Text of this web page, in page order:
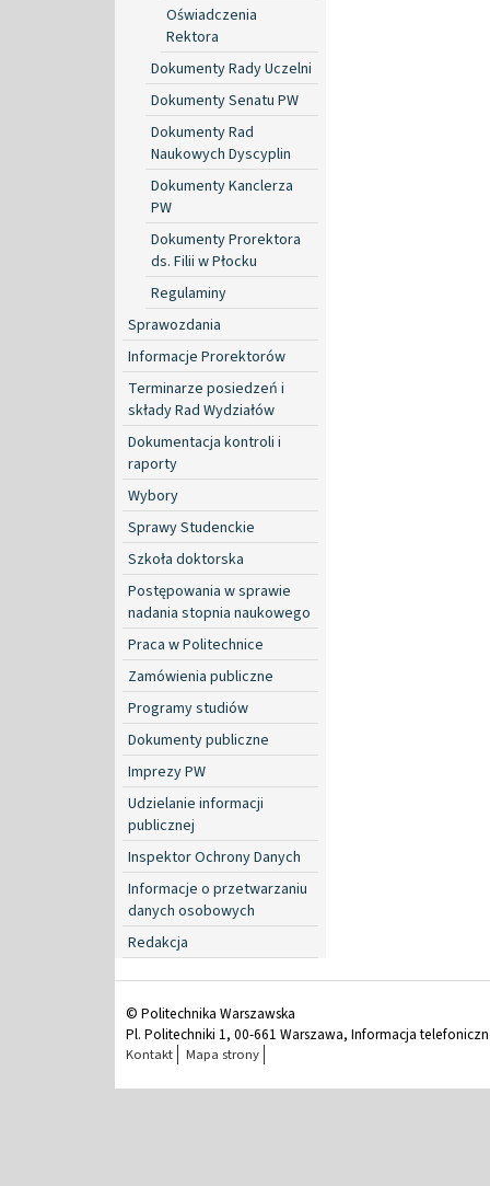
Oświadczenia
Rektora
Dokumenty Rady Uczelni
Dokumenty Senatu PW
Dokumenty Rad
Naukowych Dyscyplin
Dokumenty Kanclerza
PW
Dokumenty Prorektora
ds. Filii w Płocku
Regulaminy
Sprawozdania
Informacje Prorektorów
Terminarze posiedzeń i
składy Rad Wydziałów
Dokumentacja kontroli i
raporty
Wybory
Sprawy Studenckie
Szkoła doktorska
Postępowania w sprawie
nadania stopnia naukowego
Praca w Politechnice
Zamówienia publiczne
Programy studiów
Dokumenty publiczne
Imprezy PW
Udzielanie informacji
publicznej
Inspektor Ochrony Danych
Informacje o przetwarzaniu
danych osobowych
Redakcja
© Politechnika Warszawska
Pl. Politechniki 1, 00-661 Warszawa, Informacja
Kontakt Mapa strony